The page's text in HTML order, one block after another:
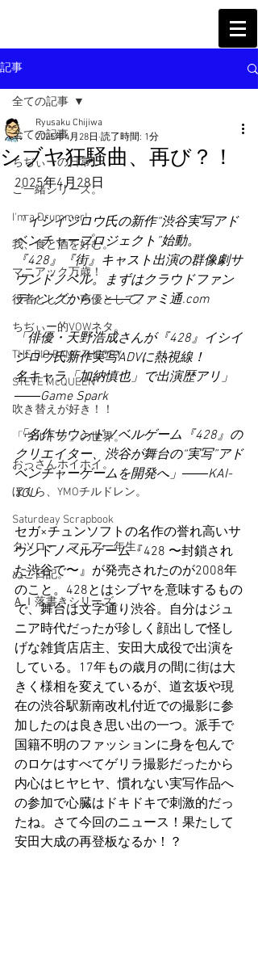
記事
全ての記事
ちぢぃーの日常
ご一緒シリーズ。
I'm a Drummer!
我、食と酒を好む。
マニアック万歳！
役者として、声優として。
ちぢぃー的VOWネタ。
THE BIG BANG THEORY
STEVE McQUEEN
吹き替えが好き！！
「ウルトラ」の世界。
おっさんホイホイ。
ぼくら、YMOチルドレン。
Saturdeay Scrapbook
タツロー・マニア一年生。
ぬこ日記。
ＡＩ落書きシリーズ。
全ての記事
シブヤ狂騒曲、再び？！
Ryusaku Chijiwa
2025年4月28日 読了時間: 1分
2025年4月28日
「イシイジロウ氏の新作“渋谷実写アド
ベンチャープロジェクト”始動。
『428』『街』キャスト出演の群像劇サ
ウンドノベル。まずはクラウドファン
ディングから」――ファミ通.com
「俳優・天野浩成さんが『428』イシイ
ジロウ氏新作実写ADVに熱視線！
名キャラ「加納慎也」で出演歴アリ」
――Game Spark
「名作サウンドノベルゲーム『428』の
クリエイター、渋谷が舞台の“実写”アド
ベンチャーゲームを開発へ」――KAI-
YOU
セガ×チュンソフトの名作の誉れ高いサ
ウンドノベルゲーム『428 〜封鎖され
た渋谷で〜』が発売されたのが2008年
のこと。428とはシブヤを意味するもの
で、舞台は文字通り渋谷。自分はジュ
ニア時代だったが珍しく顔出しで怪し
げな雑貨店店主、安田大成役で出演を
している。17年もの歳月の間に街は大
きく様相を変えているが、道玄坂や現
在の渋谷駅新南改札付近での撮影に参
加したのは良き思い出の一つ。派手で
国籍不明のファッションに身を包んで
のロケはすべてゲリラ撮影だったから
内心はヒヤヒヤ、慣れない実写作品へ
の参加で心臓はドキドキで刺激的だっ
たね。さて今回のニュース！果たして
安田大成の再登板なるか！？